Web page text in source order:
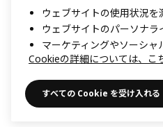
ウェブサイトの使用状況を
ウェブサイトのパーソナラ
マーケティングやソーシャ
Cookieの詳細については、こ
すべての Cookie を受け入れる